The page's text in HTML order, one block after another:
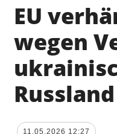
der
EU
wegen
Russland
11.05.2026 12:27